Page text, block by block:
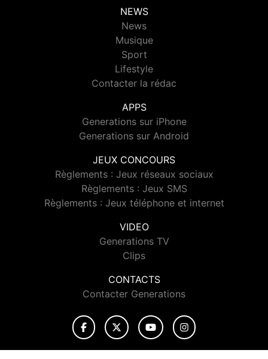
NEWS
News
Musique
Sport
Lifestyle
Contacter la rédac
APPS
Generations sur iPhone
Generations sur Android
JEUX CONCOURS
Règlements : Jeux réseaux sociaux
Règlements : Jeux SMS
Règlements : Jeux téléphone et internet
VIDEO
Generations TV
Clips
CONTACTS
Contacter Generations